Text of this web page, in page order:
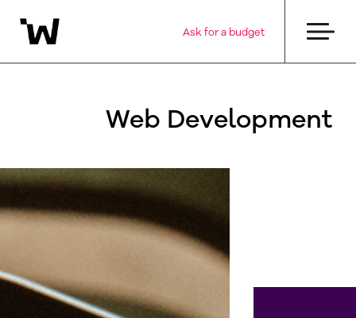
Ask for a budget
Web Development